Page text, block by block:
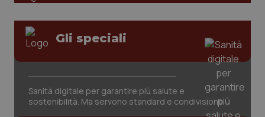
Gli speciali
Sanità digitale per garantire più salute e
sostenibilità. Ma servono standard e condivisione
tracking-enable
tracking-sites-ironfish-
www.quotidianosanita.it